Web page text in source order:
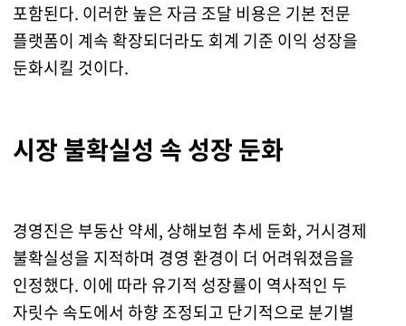
포함된다. 이러한 높은 자금 조달 비용은 기본 전문
플랫폼이 계속 확장되더라도 회계 기준 이익 성장을
둔화시킬 것이다.
시장 불확실성 속 성장 둔화
경영진은 부동산 약세, 상해보험 추세 둔화, 거시경제
불확실성을 지적하며 경영 환경이 더 어려워졌음을
인정했다. 이에 따라 유기적 성장률이 역사적인 두
자릿수 속도에서 하향 조정되고 단기적으로 분기별